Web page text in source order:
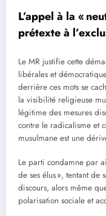
L’appel à la «
prétexte à
Le MR justifie cette
libérales et
derrière ces mots se
la visibilité religieuse
légitime des mesures
contre le radicalisme et
musulmane est une
Le parti condamne par
de ses élus », tentant
discours, alors même
polarisation sociale et